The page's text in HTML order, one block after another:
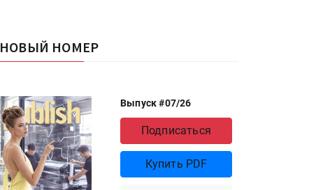
НОВЫЙ НОМЕР
Выпуск #07/26
Подписаться
Купить PDF